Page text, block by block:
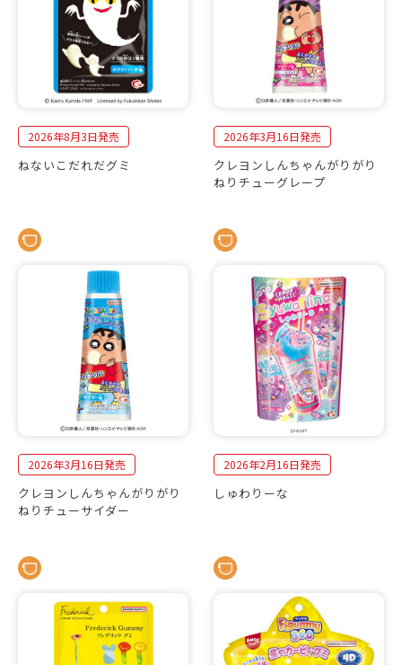
2026年8月3日発売
ねないこだれだグミ
2026年3月16日発売
クレヨンしんちゃんがりがり
ねりチューグレープ
2026年3月16日発売
クレヨンしんちゃんがりがり
ねりチューサイダー
2026年2月16日発売
しゅわりーな